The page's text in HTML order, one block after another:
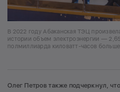
В 2022 году Абаканская ТЭЦ
истории объем электроэнергии —
полмиллиарда киловатт-часов
Олег Петров также подчеркнул,